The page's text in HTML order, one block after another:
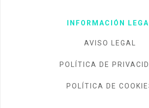
INFORMACIÓN
AVISO LEGAL
POLÍTICA DE
POLÍTICA DE